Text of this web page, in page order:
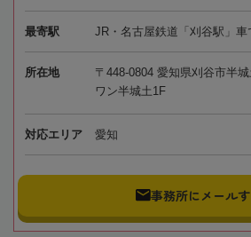
最寄駅 JR・名古屋鉄道「刈谷駅」車
所在地
〒448-0804 愛知県刈谷市半
ワン半城土1F
対応エリア 愛知
事務所にメール